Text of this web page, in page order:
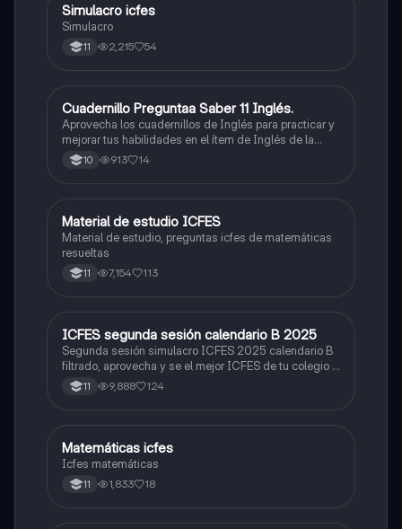
ICFES: Lectura Crítica
Simulacro icfes
Simulacro
11 2,215 54
ICFES: Inglés
Cuadernillo Preguntaa Saber 11 Inglés.
Aprovecha los cuadernillos de Inglés para practicar y
mejorar tus habilidades en el ítem de Inglés de la
Prueba Saber 11. 🫡
10 913 14
ICFES: Matemáticas
Material de estudio ICFES
Material de estudio, preguntas icfes de matemáticas
resueltas
11 7,154 113
ICFES: Lectura Crítica
ICFES segunda sesión calendario B 2025
Segunda sesión simulacro ICFES 2025 calendario B
filtrado, aprovecha y se el mejor ICFES de tu colegio y
poder ingresar a universidad, y estudiar aquella
carrera con la que tanto sueñas.
11 9,888 124
ICFES: Matemáticas
Matemáticas icfes
Icfes matemáticas
11 1,833 18